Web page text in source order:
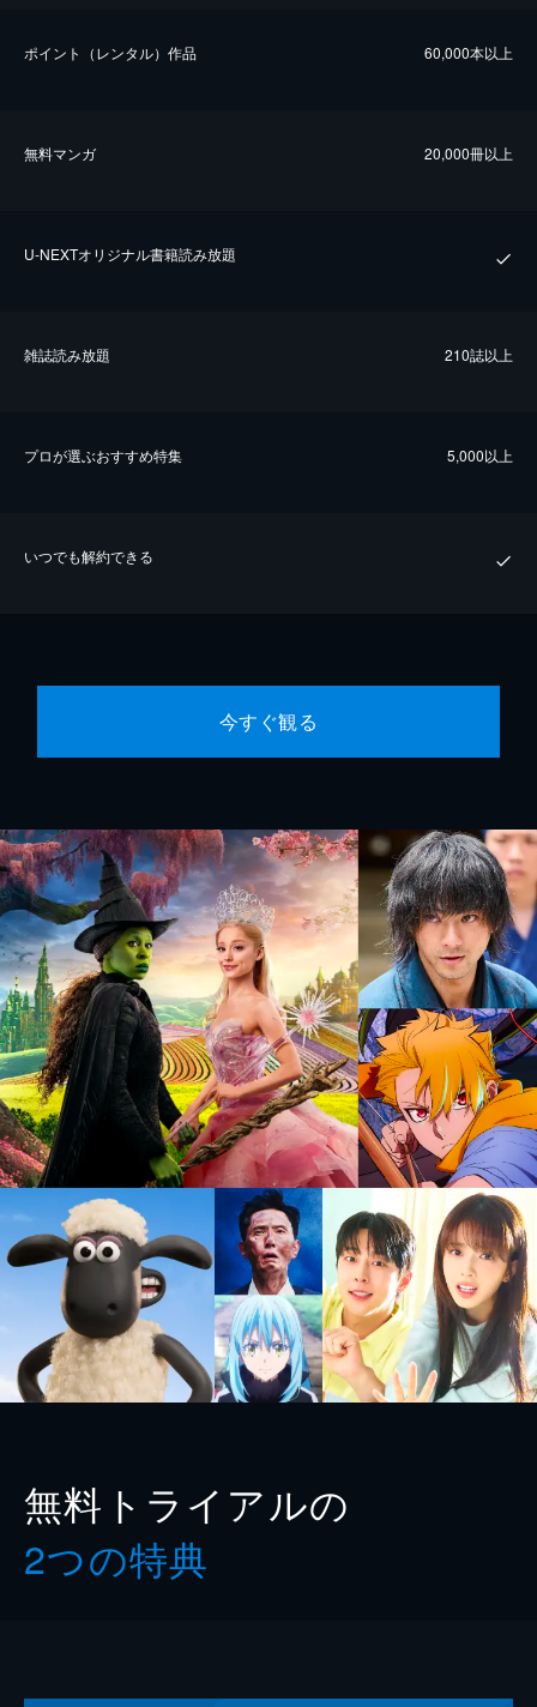
ポイント（レンタル）作品 60,000本以上
無料マンガ 20,000冊以上
U-NEXTオリジナル書籍読み放題
雑誌読み放題 210誌以上
プロが選ぶおすすめ特集 5,000以上
いつでも解約できる
今すぐ観る
無料トライアルの
2つの特典